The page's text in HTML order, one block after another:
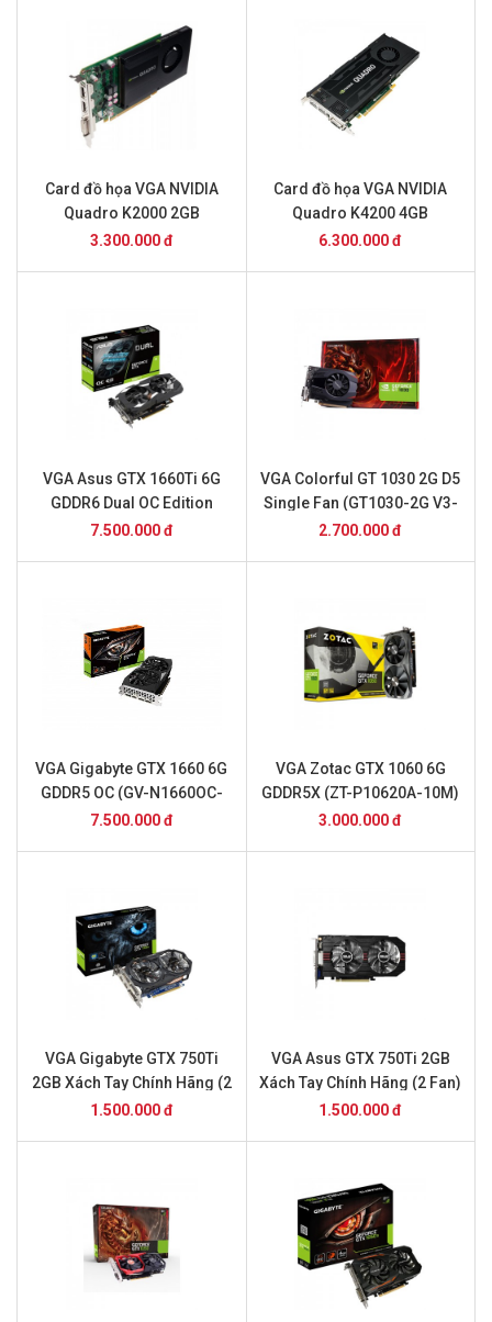
Card đồ họa VGA NVIDIA
Quadro K2000 2GB
3.300.000 đ
Card đồ họa VGA NVIDIA
Quadro K4200 4GB
6.300.000 đ
VGA Asus GTX 1660Ti 6G
GDDR6 Dual OC Edition
(DUAL-GTX1660TI-O6G)
7.500.000 đ
VGA Colorful GT 1030 2G D5
Single Fan (GT1030-2G V3-
V)
2.700.000 đ
VGA Gigabyte GTX 1660 6G
GDDR5 OC (GV-N1660OC-
6GD)
7.500.000 đ
VGA Zotac GTX 1060 6G
GDDR5X (ZT-P10620A-10M)
3.000.000 đ
VGA Gigabyte GTX 750Ti
2GB Xách Tay Chính Hãng (2
Fan)
1.500.000 đ
VGA Asus GTX 750Ti 2GB
Xách Tay Chính Hãng (2 Fan)
1.500.000 đ